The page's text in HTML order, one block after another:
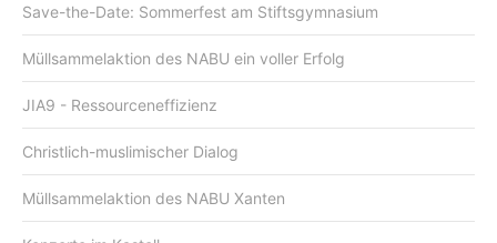
Save-the-Date: Sommerfest am Stiftsgymnasium
Müllsammelaktion des NABU ein voller Erfolg
JIA9 - Ressourceneffizienz
Christlich-muslimischer Dialog
Müllsammelaktion des NABU Xanten